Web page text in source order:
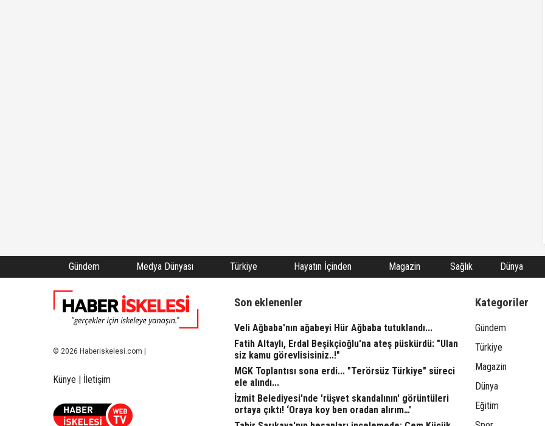
Gündem Medya Dünyası Türkiye Hayatın İçinden Magazin Sağlık Dünya
© 2026 Haberiskelesi.com |
Künye | İletişim
Son eklenenler
Veli Ağbaba'nın ağabeyi Hür Ağbaba tutuklandı...
Fatih Altaylı, Erdal Beşikçioğlu'na ateş püskürdü: "Ulan
siz kamu görevlisisiniz..!"
MGK Toplantısı sona erdi... "Terörsüz Türkiye" süreci
ele alındı...
İzmit Belediyesi'nde 'rüşvet skandalının' görüntüleri
ortaya çıktı! ‘Oraya koy ben oradan alırım…'
Kategoriler
Gündem
Türkiye
Magazin
Dünya
Eğitim